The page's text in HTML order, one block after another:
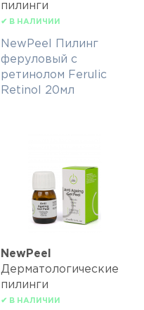
пилинги
✔ В НАЛИЧИИ
NewPeel Пилинг
феруловый с
ретинолом Ferulic
Retinol 20мл
NewPeel
Дерматологические
пилинги
✔ В НАЛИЧИИ